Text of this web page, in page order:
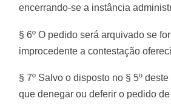
encerrando-se a instância
§ 6º O pedido será arquivado se
improcedente a contestação
§ 7º Salvo o disposto no § 5º
que denegar ou deferir o pedido